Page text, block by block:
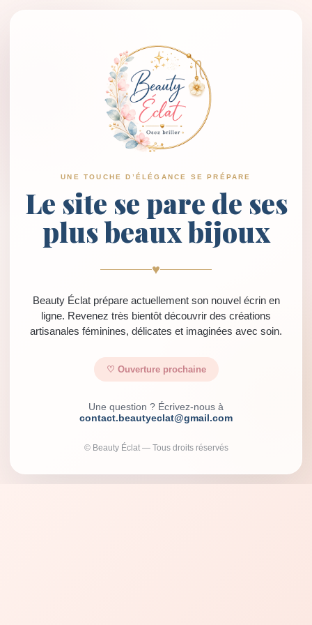
UNE TOUCHE D’ÉLÉGANCE SE PRÉPARE
Le site se pare de ses
plus beaux bijoux
♥
Beauty Éclat prépare actuellement son nouvel écrin en
ligne. Revenez très bientôt découvrir des créations
artisanales féminines, délicates et imaginées avec soin.
♡ Ouverture prochaine
Une question ? Écrivez-nous à
contact.beautyeclat@gmail.com
© Beauty Éclat — Tous droits réservés